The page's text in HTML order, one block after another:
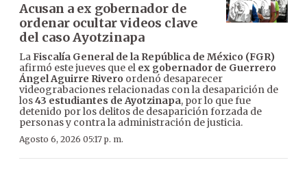
Acusan a ex gobernador de
ordenar ocultar videos clave
del caso Ayotzinapa
LaFiscalía General de la República de México (FGR)
afirmó este jueves que el ex gobernador de Guerrero
Ángel Aguirre Rivero ordenó desaparecer
videograbaciones relacionadas con la desaparición de
los43 estudiantes de Ayotzinapa, por lo que fue
detenido por los delitos de desaparición forzada de
personas y contra la administración de justicia.
Agosto 6, 2026 05:17 p. m.